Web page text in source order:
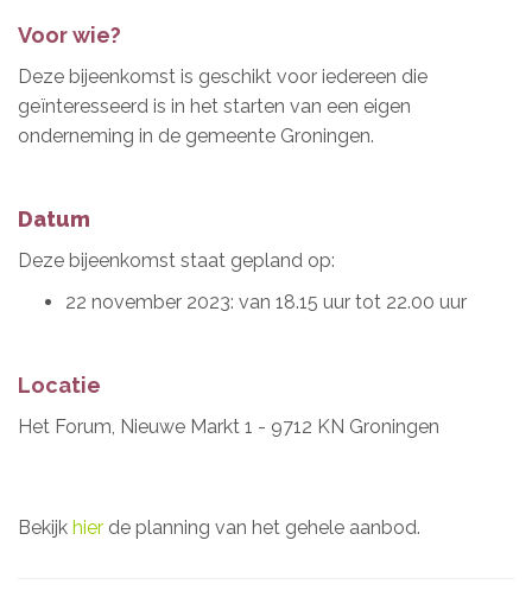
Voor wie?
Deze bijeenkomst is geschikt voor iedereen die
geïnteresseerd is in het starten van een eigen
onderneming in de gemeente Groningen.
Datum
Deze bijeenkomst staat gepland op:
22 november 2023: van 18.15 uur tot 22.00 uur
Locatie
Het Forum, Nieuwe Markt 1 - 9712 KN Groningen
Bekijk hier de planning van het gehele aanbod.